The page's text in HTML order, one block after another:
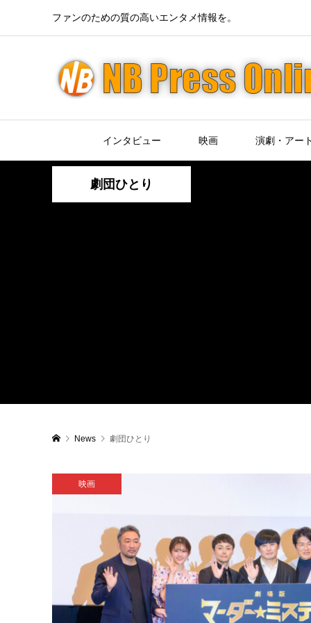
ファンのための質の高いエンタメ情報を。
インタビュー 映画 演劇・アー
劇団ひとり
News 劇団ひとり
映画